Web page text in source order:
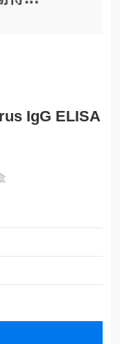
IgG ELISA